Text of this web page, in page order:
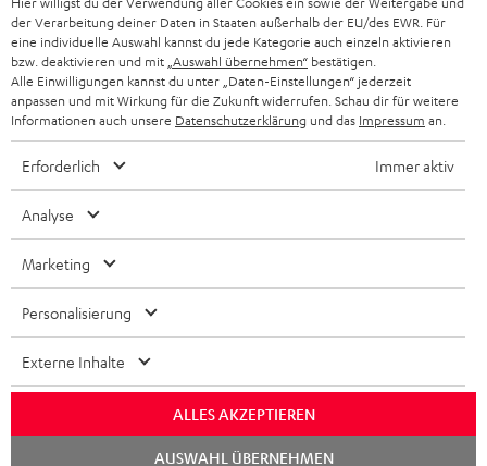
BLUETOOTH-KOPFHÖRER
STEREOANLAGEN
LAUTSPRECHER
ULTIMA-SERIE
IN-EAR-KOPFHÖRER
FANSHOP
NEUHEITEN
NEWSLETTER
STORES
DEINE VORTEILE BEI TEUFEL
UNSER MANAGEMENT
NACHHALTIGKEIT
UNSERE WERTE
BILDUNGSRABATT
BELGIEN
FRANKREICH
POLEN
SPANIEN
ITALIEN
Technische Änderungen, Tippfehler und Irrtum vorbehalten. Das auf unseren
Fotos abgebildete Zubehör ist nicht im Lieferumfang enthalten. Etwaige
Entsorgungsgebühren für Batterien sind im Preis inbegriffen.
Datenschutz Daten-Einstellungen
der Verarbeitung deiner Daten in Staaten außerhalb der EU/des EWR. Für
eine individuelle Auswahl kannst du jede Kategorie auch einzeln aktivieren
bzw. deaktivieren und mit „Auswahl übernehmen“ bestätigen.
Alle Einwilligungen kannst du unter „Daten-Einstellungen“ jederzeit
anpassen und mit Wirkung für die Zukunft widerrufen. Schau dir für weitere
Informationen auch unsere Datenschutzerklärung und das Impressum an.
Erforderlich Immer aktiv
Analyse
Marketing
Personalisierung
Externe Inhalte
ALLES AKZEPTIEREN
AUSWAHL ÜBERNEHMEN